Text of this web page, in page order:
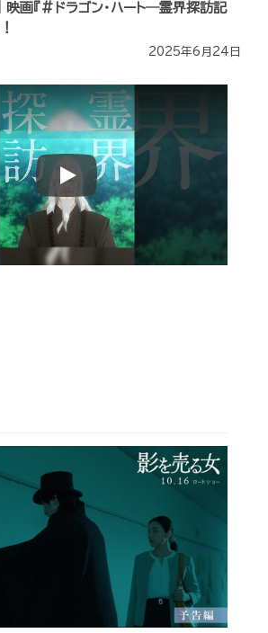
画『#ドラゴン・ハート―霊界探訪記
2025年6月24日
Play